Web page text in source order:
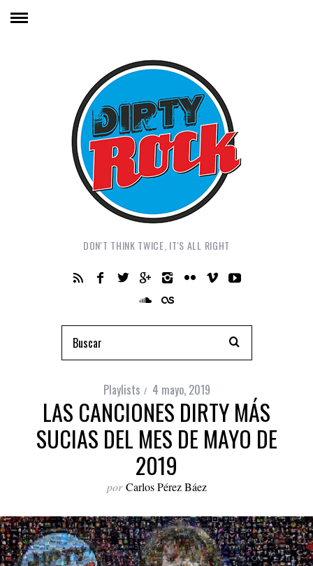
DON'T THINK TWICE, IT'S ALL RIGHT
Playlists 4 mayo, 2019
LAS CANCIONES DIRTY MÁS
SUCIAS DEL MES DE MAYO DE
2019
por Carlos Pérez Báez